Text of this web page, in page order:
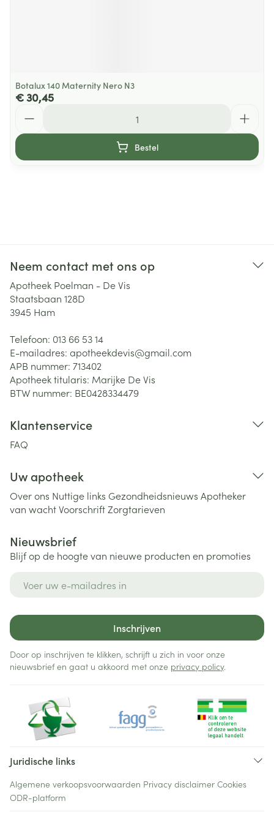
Botalux 140 Maternity Nero N3
€ 30,45
Bestel
Neem contact met ons op
Apotheek Poelman - De Vis
Staatsbaan 128D
3945 Ham
Telefoon: 013 66 53 14
E-mailadres: apotheekdevis@gmail.com
APB nummer: 713402
Apotheek titularis: Marijke De Vis
BTW nummer: BE0428334479
Klantenservice
FAQ
Uw apotheek
Over ons Nuttige links Gezondheidsnieuws Apotheker
van wachtVoorschriftZorgtarieven
Nieuwsbrief
Blijf op de hoogte van nieuwe producten en promoties
Inschrijven
Door op inschrijven te klikken, schrijft u zich in voor onze
nieuwsbrief en gaat u akkoord met onze privacy policy.
Juridische links
Algemene verkoopsvoorwaarden Privacy disclaimer Cookies
ODR-platform